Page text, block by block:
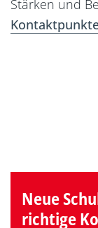
Stärken und
Neue
richtige